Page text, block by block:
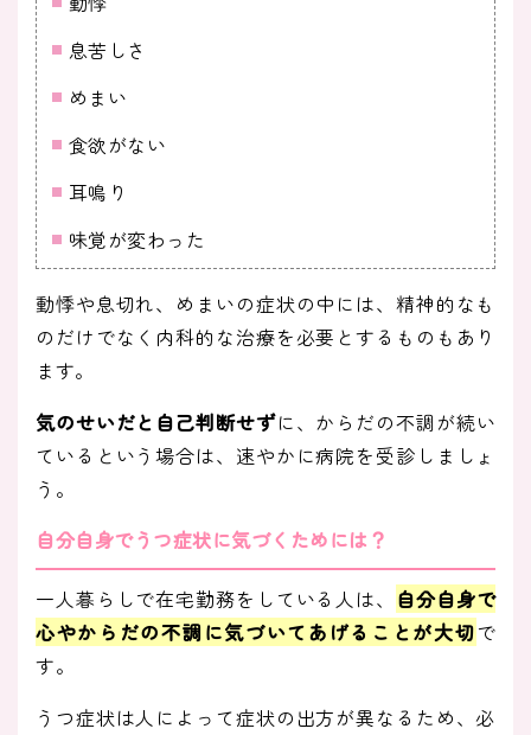
息苦しさ
めまい
食欲がない
耳鳴り
味覚が変わった
動悸や息切れ、めまいの症状の中には、精神的なも
のだけでなく内科的な治療を必要とするものもあり
ます。
気のせいだと自己判断せずに、からだの不調が続い
ているという場合は、速やかに病院を受診しましょ
う。
自分自身でうつ症状に気づくためには？
一人暮らしで在宅勤務をしている人は、 自分自身で
心やからだの不調に気づいてあげることが大切で
す。
うつ症状は人によって症状の出方が異なるため、必